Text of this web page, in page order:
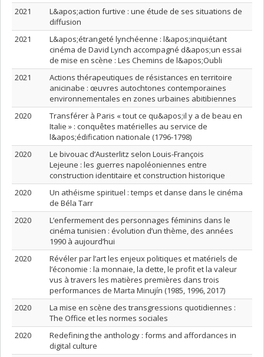
2021
L&apos;action furtive : une étude de ses situations de
diffusion
2021
L&apos;étrangeté lynchéenne : l&apos;inquiétant
cinéma de David Lynch accompagné d&apos;un essai
de mise en scène : Les Chemins de l&apos;Oubli
2021
Actions thérapeutiques de résistances en territoire
anicinabe : œuvres autochtones contemporaines
environnementales en zones urbaines abitibiennes
2020
Transférer à Paris « tout ce qu&apos;il y a de beau en
Italie » : conquêtes matérielles au service de
l&apos;édification nationale (1796-1798)
2020
Le bivouac d’Austerlitz selon Louis-François
Lejeune : les guerres napoléoniennes entre
construction identitaire et construction historique
2020
Un athéisme spirituel : temps et danse dans le cinéma
de Béla Tarr
2020
L’enfermement des personnages féminins dans le
cinéma tunisien : évolution d’un thème, des années
1990 à aujourd’hui
2020
Révéler par l’art les enjeux politiques et matériels de
l’économie : la monnaie, la dette, le profit et la valeur
vus à travers les matières premières dans trois
performances de Marta Minujín (1985, 1996, 2017)
2020
La mise en scène des transgressions quotidiennes :
The Office et les normes sociales
2020
Redefining the anthology : forms and affordances in
digital culture